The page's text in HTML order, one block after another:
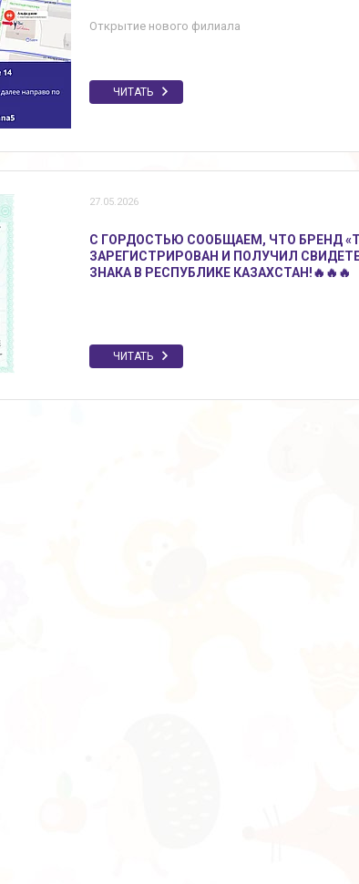
Открытие нового филиала
ЧИТАТЬ
27.05.2026
С ГОРДОСТЬЮ СООБЩАЕМ, ЧТО БРЕНД
ЗАРЕГИСТРИРОВАН И ПОЛУЧИЛ
ЗНАКА В РЕСПУБЛИКЕ КАЗАХСТАН!🔥🔥🔥
ЧИТАТЬ